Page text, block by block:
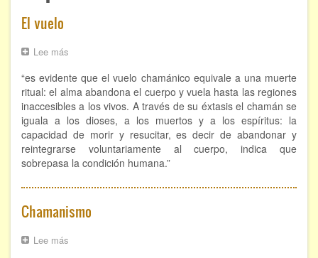
Chamanismo
Flores de Bach
Hipnosis
Los cristales de cuarzo
Radiestesia
Runas
El vuelo
Lee más
vuelo
“es evidente que el vuelo chamánico equivale a una muerte
ritual: el alma abandona el cuerpo y vuela hasta las regiones
inaccesibles a los vivos. A través de su éxtasis el chamán se
iguala a los dioses, a los muertos y a los espíritus: la
capacidad de morir y resucitar, es decir de abandonar y
reintegrarse voluntariamente al cuerpo, indica que
sobrepasa la condición humana.”
Chamanismo
Lee más